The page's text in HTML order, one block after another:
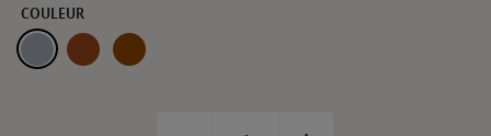
COULEUR
GRIS
COGNACMARRON